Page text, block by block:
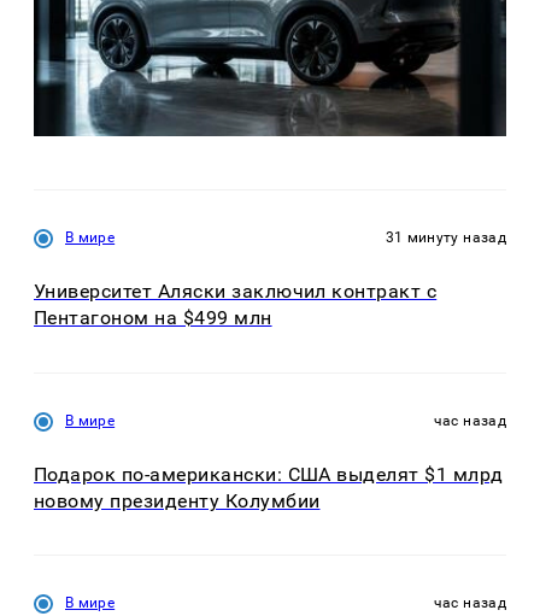
В мире 31 минуту назад
Университет Аляски заключил контракт с
Пентагоном на $499 млн
В мире час назад
Подарок по-американски: США выделят $1 млрд
новому президенту Колумбии
В мире час назад